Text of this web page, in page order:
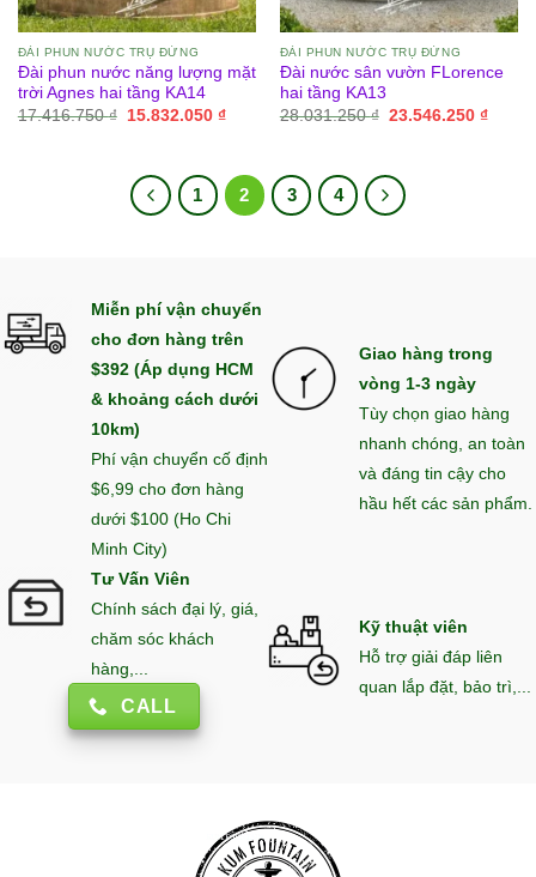
ĐÀI PHUN NƯỚC TRỤ ĐỨNG
Đài phun nước năng lượng mặt
trời Agnes hai tầng KA14
17.416.750₫
Giá
15.832.050 ₫Giá
15.832.050 ₫.
ĐÀI PHUN NƯỚC TRỤ ĐỨNG
Đài nước sân vườn FLorence
hai tầng KA13
28.031.250₫ Giá
23.546.250 ₫Giá
1 2 3 4
Miễn phí vận chuyển
cho đơn hàng trên
$392 (Áp dụng HCM
& khoảng cách dưới
10km)
Phí vận chuyển cố định
$6,99 cho đơn hàng
dưới $100 (Ho Chi
Minh City)
Giao hàng trong
vòng 1-3 ngày
Tùy chọn giao hàng
nhanh chóng, an toàn
và đáng tin cậy cho
hầu hết các sản phẩm.
Tư Vấn Viên
Chính sách đại lý, giá,
chăm sóc khách
hàng,...
CALL
Kỹ thuật viên
Hỗ trợ giải đáp liên
quan lắp đặt, bảo trì,...